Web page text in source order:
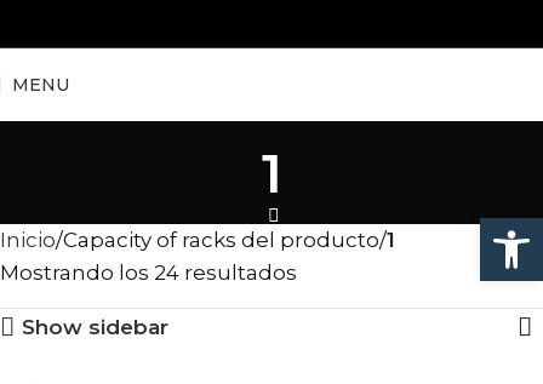
MENU
1
Inicio Capacity of racks del producto 1
Mostrando los 24 resultados
Show sidebar